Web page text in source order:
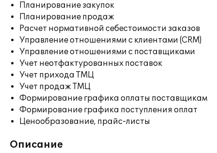
Планирование закупок
Планирование продаж
Расчет нормативной себестоимости заказов
Управление отношениями с клиентами (CRM)
Управление отношениями с поставщиками
Учет неотфактурованных поставок
Учет прихода ТМЦ
Учет продаж ТМЦ
Формирование графика оплаты поставщикам
Формирование графика поступления оплат
Ценообразование, прайс-листы
Описание